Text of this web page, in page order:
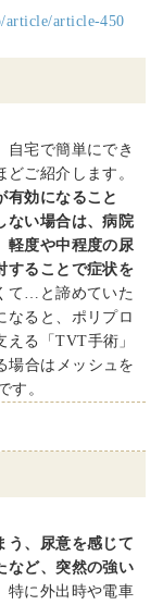
article/article-450
自宅で簡単にでき
ご紹介します。
有効になること
ない場合は、病院
軽度や中程度の尿
することで症状を
て…と諦めていた
なると、ポリプロ
える「TVT手術」
場合はメッシュを
す。
う、尿意を感じて
など、突然の強い
特に外出時や電車